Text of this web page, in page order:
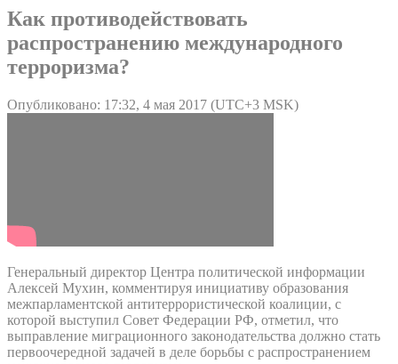
Как противодействовать
распространению международного
терроризма?
Опубликовано: 17:32, 4 мая 2017 (UTC+3 MSK)
Генеральный директор Центра политической информации
Алексей Мухин, комментируя инициативу образования
межпарламентской антитеррористической коалиции, с
которой выступил Совет Федерации РФ, отметил, что
выправление миграционного законодательства должно стать
первоочередной задачей в деле борьбы с распространением